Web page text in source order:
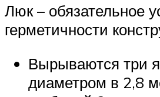
Люк – обязательное
герметичности
Вырываются три
диаметром в 2,8